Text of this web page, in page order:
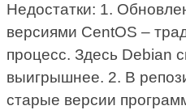
Недостатки: 1.
версиями CentOS –
процесс. Здесь Debian
выигрышнее. 2. В
старые версии